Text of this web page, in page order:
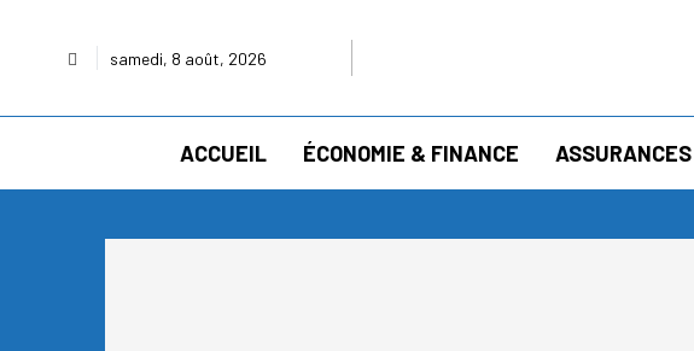
samedi, 8 août, 2026
ACCUEIL ÉCONOMIE & FINANCE ASSURANCES